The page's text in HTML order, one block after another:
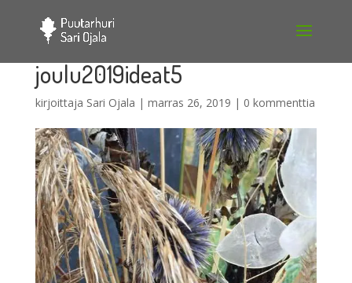
joulu2019ideat5
kirjoittaja Sari Ojala | marras 26, 2019 | 0 kommenttia